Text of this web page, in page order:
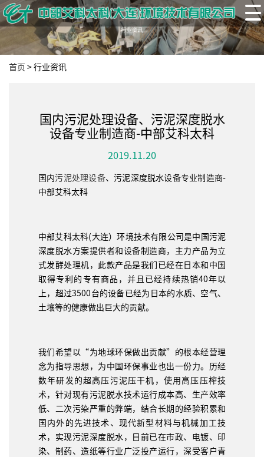
首页 >行业资讯
国内污泥处理设备、污泥深度脱水
设备专业制造商-中部艾科太科
2019.11.20
国内污泥处理设备、污泥深度脱水设备专业制造商-
中部艾科太科
中部艾科太科(大连）环境技术有限公司是中国污泥
深度脱水方案提供者和设备制造商，主力产品为立
式发酵处理机，此款产品是我们已经在日本和中国
取得专利的专有商品，并且已经持续热销40年以
上，超过3500台的设备已经为日本的水质、空气、
土壤等的健康做出巨大的贡献。
我们希望以“为地球环保做出贡献”的根本经营理
念为指导思想，为中国环保事业也出一份力。历经
数年研发的超高压污泥压干机，使用高压压榨技
术，针对现有污泥脱水技术运行成本高、生产效率
低、二次污染严重的弊端，结合长期的经验积累和
国内外的先进技术、现代新型材料与机械加工技
术，实现污泥深度脱水，目前已在市政、电镀、印
染、制药、造纸等行业广泛投产运行，深受客户青